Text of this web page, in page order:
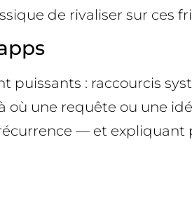
de rivaliser sur ces
puissants : raccourcis
une requête ou une
— et expliquant